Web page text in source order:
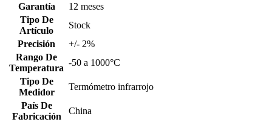
Garantía
12 meses
Tipo De
Artículo
Stock
Precisión
+/- 2%
Rango De
Temperatura
-50 a 1000°C
Tipo De
Medidor
Termómetro infrarrojo
País De
Fabricación
China